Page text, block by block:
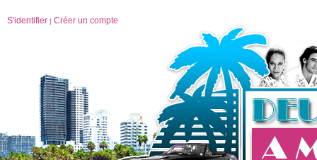
S'identifier | Créer un compte